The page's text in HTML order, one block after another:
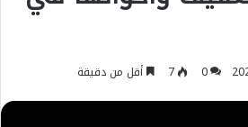
0
7 أقل من دقيقة